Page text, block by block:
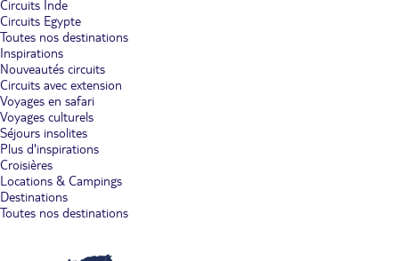
Circuits Inde
Circuits Egypte
Toutes nos destinations
Inspirations
Nouveautés circuits
Circuits avec extension
Voyages en safari
Voyages culturels
Séjours insolites
Plus d'inspirations
Croisières
Locations & Campings
Destinations
Toutes nos destinations